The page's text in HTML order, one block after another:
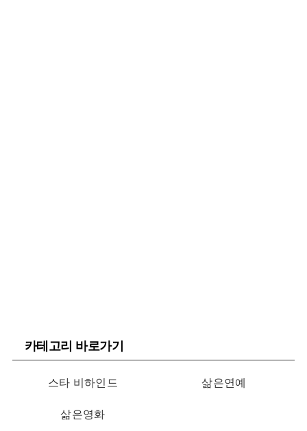
카테고리 바로가기
스타 비하인드 삶은연예
삶은영화